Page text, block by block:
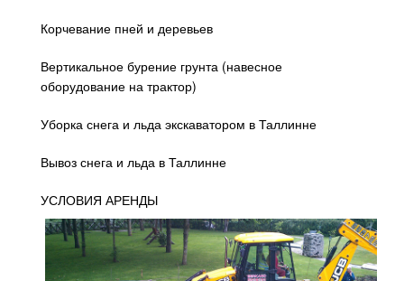
Корчевание пней и деревьев
Вертикальное бурение грунта (навесное
оборудование на трактор)
Уборка снега и льда экскаватором в Таллинне
Вывоз снега и льда в Таллинне
УСЛОВИЯ АРЕНДЫ